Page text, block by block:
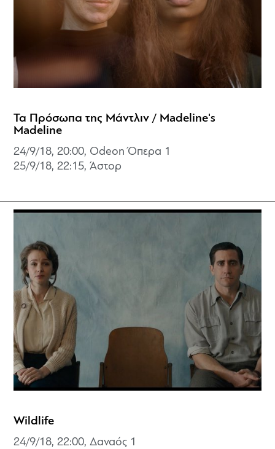
Τα Πρόσωπα της Μάντλιν / Madeline's
Madeline
24/9/18, 20:00, Odeon Όπερα 1
25/9/18, 22:15, Άστορ
Wildlife
24/9/18, 22:00, Δαναός 1